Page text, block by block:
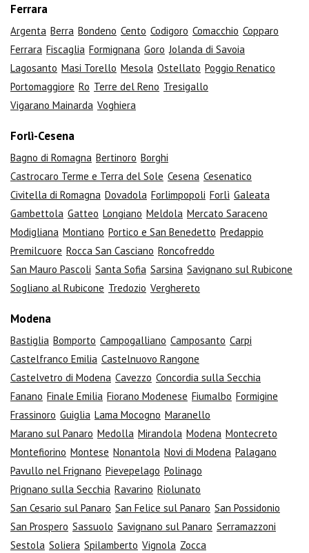
Ferrara
Argenta Berra Bondeno Cento Codigoro Comacchio Copparo
Ferrara Fiscaglia Formignana Goro Jolanda di Savoia
Lagosanto Masi Torello Mesola Ostellato Poggio Renatico
Portomaggiore Ro Terre del Reno Tresigallo
Vigarano Mainarda Voghiera
Forlì-Cesena
Bagno di Romagna Bertinoro Borghi
Castrocaro Terme e Terra del Sole Cesena Cesenatico
Civitella di Romagna Dovadola Forlimpopoli Forlì Galeata
Gambettola Gatteo Longiano Meldola Mercato Saraceno
Modigliana Montiano Portico e San Benedetto Predappio
Premilcuore Rocca San Casciano Roncofreddo
San Mauro Pascoli Santa Sofia Sarsina Savignano sul Rubicone
Sogliano al Rubicone Tredozio Verghereto
Modena
Bastiglia Bomporto Campogalliano Camposanto Carpi
Castelfranco Emilia Castelnuovo Rangone
Castelvetro di Modena Cavezzo Concordia sulla Secchia
Fanano Finale Emilia Fiorano Modenese Fiumalbo Formigine
Frassinoro Guiglia Lama Mocogno Maranello
Marano sul Panaro Medolla Mirandola Modena Montecreto
Montefiorino Montese Nonantola Novi di Modena Palagano
Pavullo nel Frignano Pievepelago Polinago
Prignano sulla Secchia Ravarino Riolunato
San Cesario sul Panaro San Felice sul Panaro San Possidonio
San Prospero Sassuolo Savignano sul Panaro Serramazzoni
Sestola Soliera Spilamberto Vignola Zocca